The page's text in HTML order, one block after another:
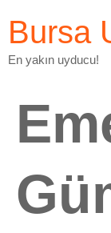
Bursa
En yakın uyducu!